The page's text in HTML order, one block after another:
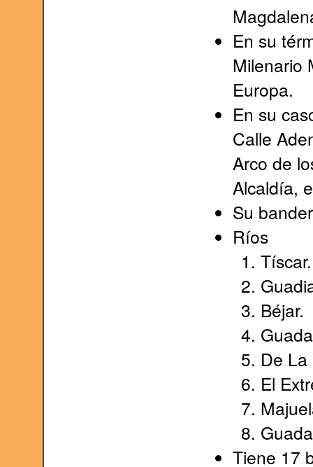
En su
Milenario
Europa.
En su
Calle
Arco de
Alcaldía,
Su
Ríos
Tíscar.
Béjar.
De La
El
Tiene 17